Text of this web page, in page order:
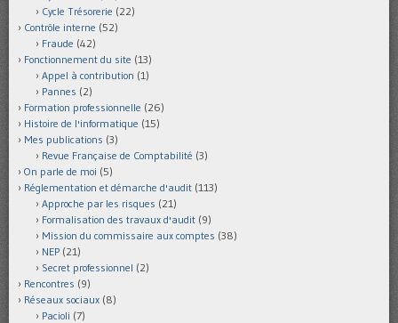
Cycle Trésorerie (22)
Contrôle interne (52)
Fraude (42)
Fonctionnement du site (13)
Appel à contribution (1)
Pannes (2)
Formation professionnelle (26)
Histoire de l'informatique (15)
Mes publications (3)
Revue Française de Comptabilité (3)
On parle de moi (5)
Réglementation et démarche d'audit (113)
Approche par les risques (21)
Formalisation des travaux d'audit (9)
Mission du commissaire aux comptes (38)
NEP (21)
Secret professionnel (2)
Rencontres (9)
Réseaux sociaux (8)
Pacioli (7)